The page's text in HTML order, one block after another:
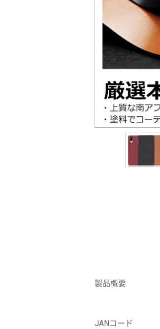
製品概要
JANコード